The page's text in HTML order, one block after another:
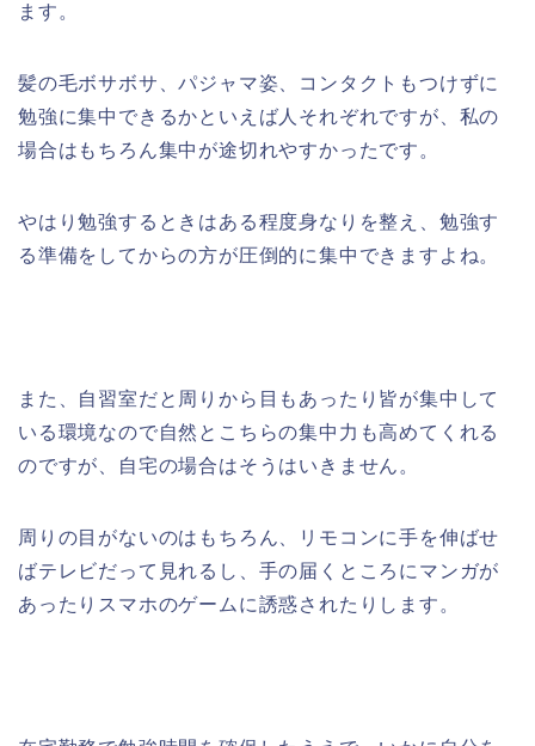
ます。
髪の毛ボサボサ、パジャマ姿、コンタクトもつけずに
勉強に集中できるかといえば人それぞれですが、私の
場合はもちろん集中が途切れやすかったです。
やはり勉強するときはある程度身なりを整え、勉強す
る準備をしてからの方が圧倒的に集中できますよね。
また、自習室だと周りから目もあったり皆が集中して
いる環境なので自然とこちらの集中力も高めてくれる
のですが、自宅の場合はそうはいきません。
周りの目がないのはもちろん、リモコンに手を伸ばせ
ばテレビだって見れるし、手の届くところにマンガが
あったりスマホのゲームに誘惑されたりします。